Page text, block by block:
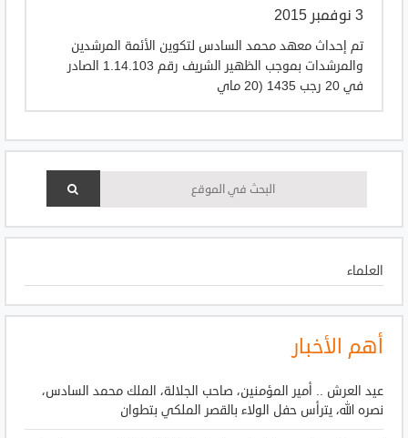
3 نوفمبر 2015
تم إحداث معهد محمد السادس لتكوين الأئمة المرشدين
والمرشدات بموجب الظهير الشريف رقم 1.14.103 الصادر
في 20 رجب 1435 (20 ماي
العلماء
أهم الأخبار
عيد العرش .. أمير المؤمنين، صاحب الجلالة، الملك محمد السادس،
نصره الله، يترأس حفل الولاء بالقصر الملكي بتطوان